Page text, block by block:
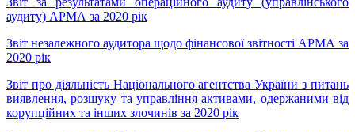
аудиту) АРМА за 2020 рік
Звіт незалежного аудитора щодо фінансової звітності АРМА за
2020 рік
Звіт про діяльність Національного агентства України з питань
виявлення, розшуку та управління активами, одержаними від
корупційних та інших злочинів за 2020 рік